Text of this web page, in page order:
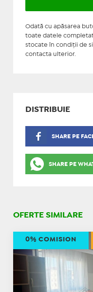
Odată cu apăsarea
toate datele
stocate în condiţii de
contacta ulterior.
DISTRIBUIE
SHARE PE
SHARE PE
OFERTE SIMILARE
0% COMISION